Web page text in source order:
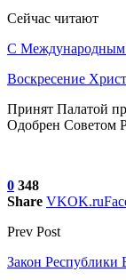
Сейчас читают
С
Воскресение
Принят Палатой
Одобрен Советом
0 348
Share VKOK.ru
Prev Post
Закон Республики